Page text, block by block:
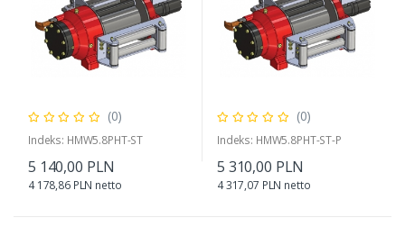
(0)
Indeks: HMW5.8PHT-ST
5 140,00 PLN
4 178,86 PLN netto
(0)
Indeks: HMW5.8PHT-ST-P
5 310,00 PLN
4 317,07 PLN netto